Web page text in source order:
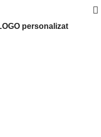
personalizat